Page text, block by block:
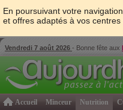
En poursuivant votre
et offres adaptés à vos centres
Vendredi 7 août 2026 - Bonne fête aux
Accueil Minceur Nutrition